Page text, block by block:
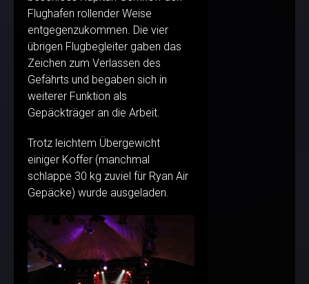
Flughafen rollender Weise
entgegenzukommen. Die vier
übrigen Flugbegleiter gaben das
Zeichen zum Verlassen des
Gefährts und begaben sich in
weiterer Funktion als
Gepäckträger an die Arbeit.
Trotz leichtem Übergewicht
einiger Koffer (manchmal
schlappe 30 kg zuviel für Ryan Air
Gepäcke) wurde ausgeladen.